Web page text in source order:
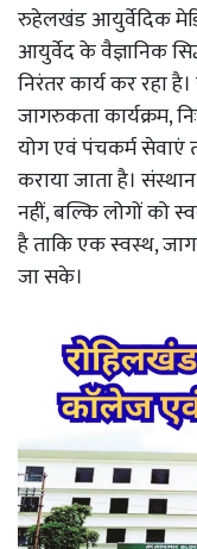
रुहेलखंड आयुर्वेदिक
आयुर्वेद के वैज्ञानिक
निरंतर कार्य कर रहा
जागरुकता कार्यक्रम,
योग एवं पंचकर्म सेवाएं
कराया जाता है।
नहीं, बल्कि लोगों को
है ताकि एक स्वस्थ,
जा सके।